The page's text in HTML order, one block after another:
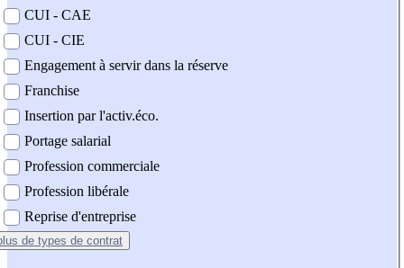
CUI - CAE
CUI - CIE
Engagement à servir dans la réserve
Franchise
Insertion par l'activ.éco.
Portage salarial
Profession commerciale
Profession libérale
Reprise d'entreprise
de types de contrat